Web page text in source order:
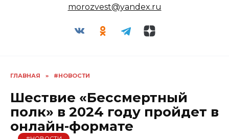
morozvest@yandex.ru
ГЛАВНАЯ » #НОВОСТИ
Шествие «Бессмертный
полк» в 2024 году пройдет в
онлайн-формате